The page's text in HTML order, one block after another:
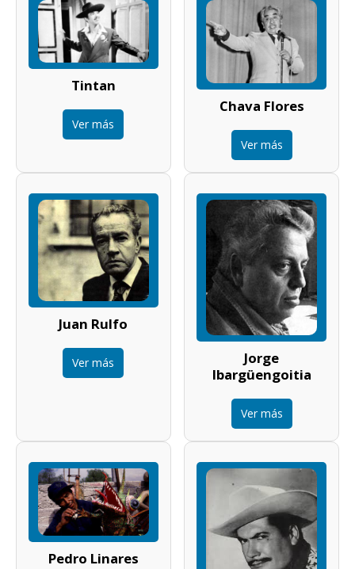
Tintan
Ver más
Chava Flores
Ver más
Juan Rulfo
Ver más
Jorge
Ibargüengoitia
Ver más
Pedro Linares